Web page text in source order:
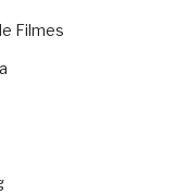
Filmes